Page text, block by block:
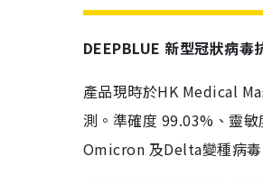
DEEPBLUE 新型冠狀病毒
產品現時於HK Medical
測。準確度 99.03%、靈
Omicron 及Delta變種病毒